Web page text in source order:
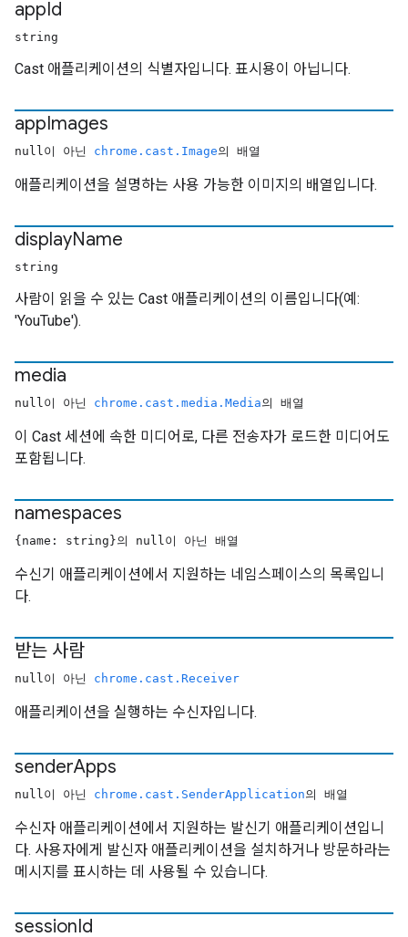
appId
string
Cast 애플리케이션의 식별자입니다. 표시용이 아닙니다.
appImages
null이 아닌 chrome.cast.Image의 배열
애플리케이션을 설명하는 사용 가능한 이미지의 배열입니다.
displayName
string
사람이 읽을 수 있는 Cast 애플리케이션의 이름입니다(예:
'YouTube').
media
null이 아닌 chrome.cast.media.Media의 배열
이 Cast 세션에 속한 미디어로, 다른 전송자가 로드한 미디어도
포함됩니다.
namespaces
{name: string}의 null이 아닌 배열
수신기 애플리케이션에서 지원하는 네임스페이스의 목록입니
다.
받는 사람
null이 아닌 chrome.cast.Receiver
애플리케이션을 실행하는 수신자입니다.
senderApps
null이 아닌 chrome.cast.SenderApplication의 배열
수신자 애플리케이션에서 지원하는 발신기 애플리케이션입니
다. 사용자에게 발신자 애플리케이션을 설치하거나 방문하라는
메시지를 표시하는 데 사용될 수 있습니다.
sessionId